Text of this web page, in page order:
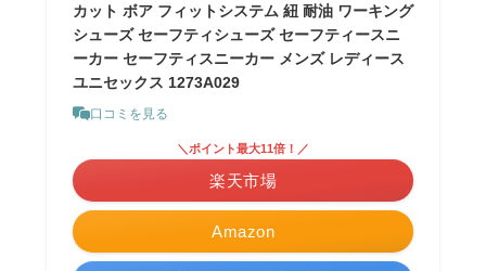
カット ボア フィットシステム 紐 耐油 ワーキング
シューズ セーフティシューズ セーフティースニ
ーカー セーフティスニーカー メンズ レディース
ユニセックス 1273A029
口コミを見る
Amazon
＼ポイント最大11倍！／
楽天市場